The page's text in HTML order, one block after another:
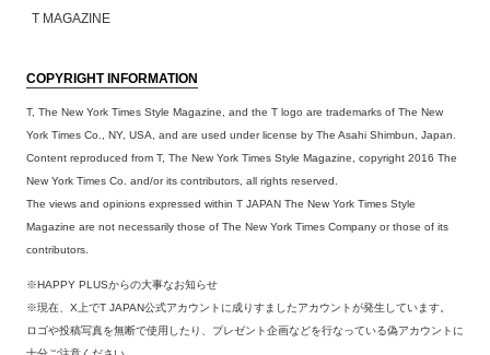
T MAGAZINE
COPYRIGHT INFORMATION
T, The New York Times Style Magazine, and the T logo are trademarks of The New
York Times Co., NY, USA, and are used under license by The Asahi Shimbun, Japan.
Content reproduced from T, The New York Times Style Magazine, copyright 2016 The
New York Times Co. and/or its contributors, all rights reserved.
The views and opinions expressed within T JAPAN The New York Times Style
Magazine are not necessarily those of The New York Times Company or those of its
contributors.
※HAPPY PLUSからの大事なお知らせ
※現在、X上でT JAPAN公式アカウントに成りすましたアカウントが発生しています。
ロゴや投稿写真を無断で使用したり、プレゼント企画などを行なっている偽アカウントに